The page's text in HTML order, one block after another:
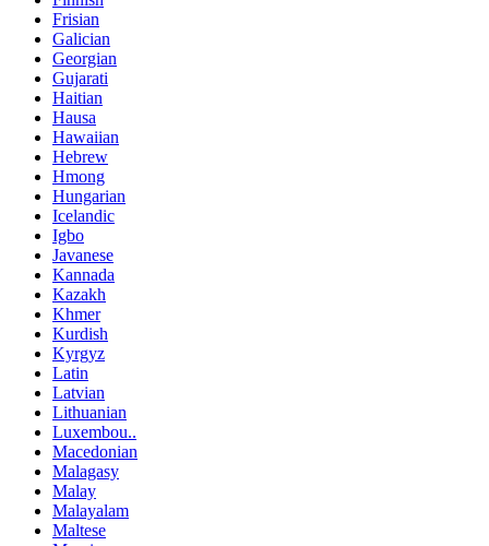
Frisian
Galician
Georgian
Gujarati
Haitian
Hausa
Hawaiian
Hebrew
Hmong
Hungarian
Icelandic
Igbo
Javanese
Kannada
Kazakh
Khmer
Kurdish
Kyrgyz
Latin
Latvian
Lithuanian
Luxembou..
Macedonian
Malagasy
Malay
Malayalam
Maltese